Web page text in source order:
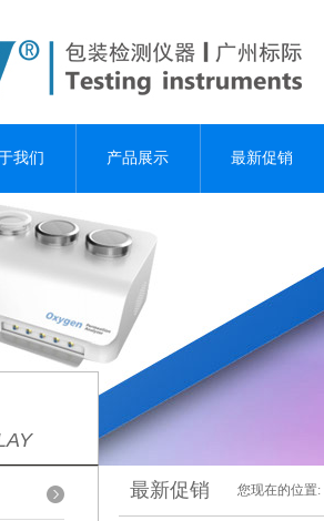
我们 产品展示 最新促销
最新促销 您现在的位置: